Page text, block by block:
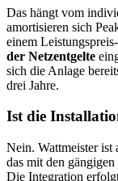
Das hängt vom
amortisieren sich
einem
der Netzentgelte
sich die Anlage
drei Jahre.
Ist die
Nein. Wattmeister ist
das mit den
Die Integration